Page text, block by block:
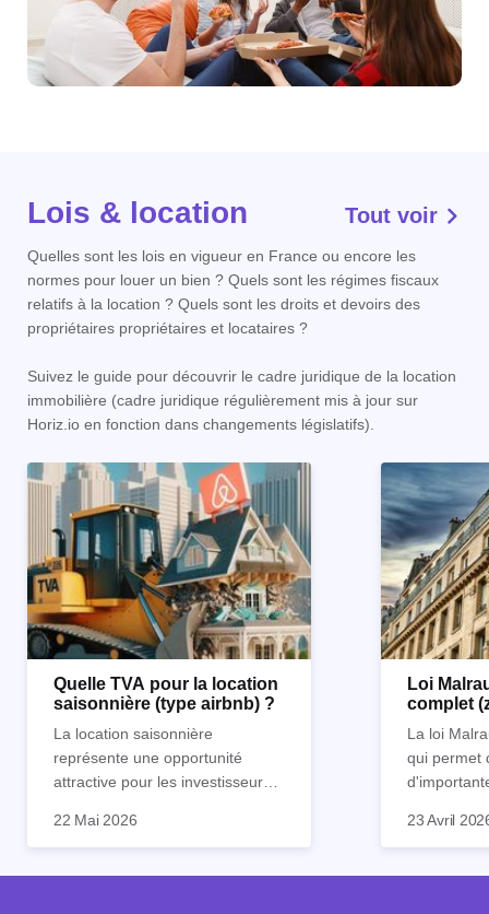
Lois & location Tout voir
Quelles sont les lois en vigueur en France ou encore les
normes pour louer un bien ? Quels sont les régimes fiscaux
relatifs à la location ? Quels sont les droits et devoirs des
propriétaires propriétaires et locataires ?
Suivez le guide pour découvrir le cadre juridique de la location
immobilière (cadre juridique régulièrement mis à jour sur
Horiz.io en fonction dans changements législatifs).
Quelle TVA pour la location
saisonnière (type airbnb) ?
La location saisonnière
représente une opportunité
attractive pour les investisseurs
patrimoine et générer des
Cependant, il est crucial de
Et qu’a-t-on appris à la rentrée
la TVA est généralisé pour les
22 Mai 2026
Loi
complet
La loi
qui permet
immobilier.
historique
23 Avril